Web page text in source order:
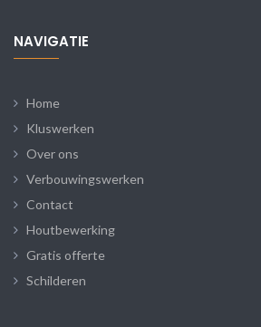
NAVIGATIE
Home
Kluswerken
Over ons
Verbouwingswerken
Contact
Houtbewerking
Gratis offerte
Schilderen